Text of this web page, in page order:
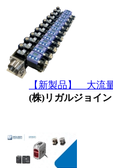
【新製品】 大流
(株)リガルジョイン